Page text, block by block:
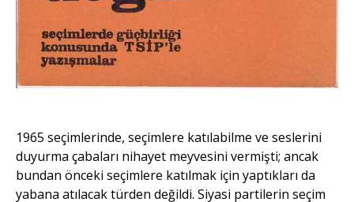
1965 seçimlerinde, seçimlere katılabilme ve seslerini
duyurma çabaları nihayet meyvesini vermişti; ancak
bundan önceki seçimlere katılmak için yaptıkları da
yabana atılacak türden değildi. Siyasi partilerin seçim